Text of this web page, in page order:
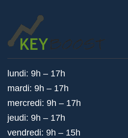
lundi: 9h – 17h
mardi: 9h – 17h
mercredi: 9h – 17h
jeudi: 9h – 17h
vendredi: 9h – 15h